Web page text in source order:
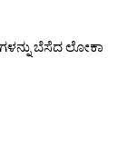
ಬೆಸೆದ ಲೋಕಾ